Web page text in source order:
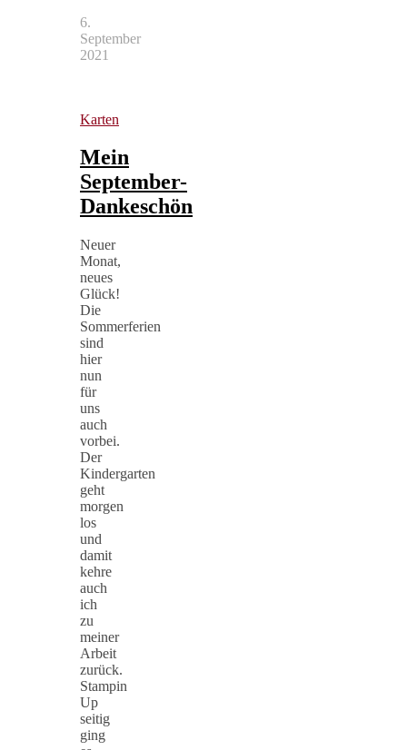
6.
September
2021
Karten
Mein
September-
Dankeschön
Neuer
Monat,
neues
Glück!
Die
Sommerferien
sind
hier
nun
für
uns
auch
vorbei.
Der
Kindergarten
geht
morgen
los
und
damit
kehre
auch
ich
zu
meiner
Arbeit
zurück.
Stampin
Up
seitig
ging